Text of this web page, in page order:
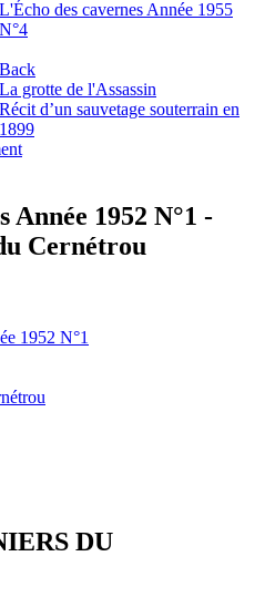
L'Écho des cavernes Année 1955
N°4
Back
La grotte de l'Assassin
Récit d’un sauvetage souterrain en
1899
Année 1952 N°1 -
Cernétrou
1952 N°1
DU